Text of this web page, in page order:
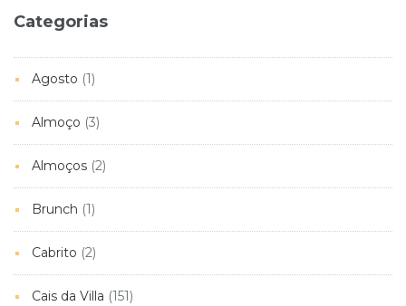
Categorias
Agosto (1)
Almoço (3)
Almoços (2)
Brunch (1)
Cabrito (2)
Cais da Villa (151)